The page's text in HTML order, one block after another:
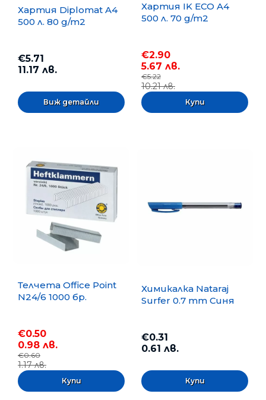
Хартия Diplomat A4
500 л. 80 g/m2
€5.71
11.17 лв.
Виж детайли
Хартия IK ECO A4
500 л. 70 g/m2
€2.90
5.67 лв.
€5.22
10.21 лв.
Телчета Office Point
N24/6 1000 бр.
€0.50
0.98 лв.
€0.60
1.17 лв.
Химикалка Nataraj
Surfer 0.7 mm Синя
€0.31
0.61 лв.